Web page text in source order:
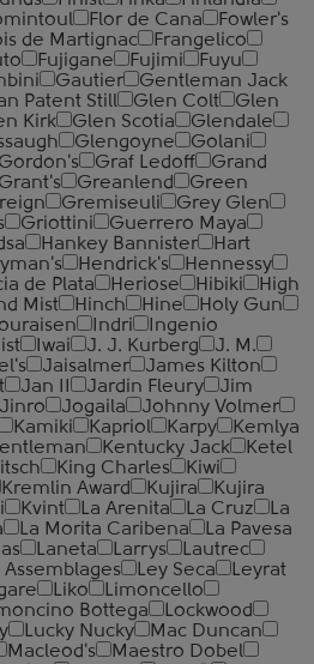
Flor de Cana
Fowler's
de Martignac
Frangelico
Fujigane Fujimi
Fuyu
Gautier
Gentleman Jack
Patent Still Glen Colt
Glen
Kirk Glen Scotia
Glendale
Glengoyne
Golani
Gordon's Graf Ledoff
Grand
Grant's Greanlend
Green
Gremiseuli
Grey Glen
Griottini
Guerrero Maya
Hankey Bannister
Hart
Hendrick's
Hennessy
de Plata Heriose Hibiki
High
Mist Hinch Hine
Holy Gun
Indri
Ingenio
Iwai J. J. Kurberg
J. M.
Jaisalmer
James Kilton
Jan II Jardin Fleury
Jim
Jinro Jogaila
Johnny Volmer
Kamiki Kapriol Karpy
Kemlya
Kentucky Jack
Ketel
King Charles
Kiwi
Kremlin Award Kujira
Kujira
Kvint La Arenita La Cruz
La
La Morita Caribena
La Pavesa
Laneta Larrys
Lautrec
Assemblages Ley Seca
Leyrat
Liko
Limoncello
Bottega
Lockwood
Lucky Nucky
Mac Duncan
Macleod's
Maestro Dobel